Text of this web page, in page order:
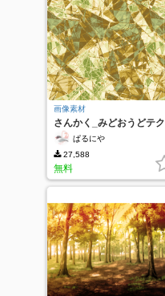
画像素材
さんかく_みどおうどテク
スチャぱるにや
27,588
無料